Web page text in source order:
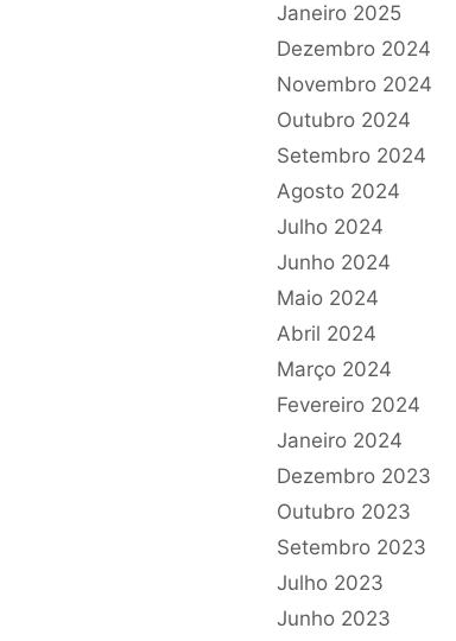
Janeiro 2025
Dezembro 2024
Novembro 2024
Outubro 2024
Setembro 2024
Agosto 2024
Julho 2024
Junho 2024
Maio 2024
Abril 2024
Março 2024
Fevereiro 2024
Janeiro 2024
Dezembro 2023
Outubro 2023
Setembro 2023
Julho 2023
Junho 2023